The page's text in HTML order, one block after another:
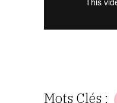
Mots Clés :